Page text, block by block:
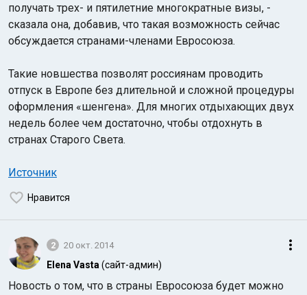
получать трех- и пятилетние многократные визы, -
сказала она, добавив, что такая возможность сейчас
обсуждается странами-членами Евросоюза.
Такие новшества позволят россиянам проводить
отпуск в Европе без длительной и сложной процедуры
оформления «шенгена». Для многих отдыхающих двух
недель более чем достаточно, чтобы отдохнуть в
странах Старого Света.
Источник
Нравится
2 20 окт. 2014
Elena Vasta (сайт-админ)
Новость о том, что в страны Евросоюза будет можно